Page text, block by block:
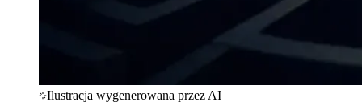
Ilustracja wygenerowana przez AI